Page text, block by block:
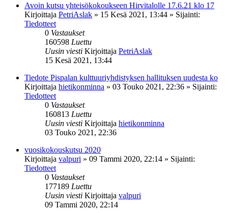
Avoin kutsu yhteisökokoukseen Hirvitalolle 17.6.21 klo 17
Kirjoittaja PetriAslak » 15 Kesä 2021, 13:44 » Sijainti:
Tiedotteet
0 Vastaukset
160598 Luettu
Uusin viesti Kirjoittaja PetriAslak
15 Kesä 2021, 13:44
Tiedote Pispalan kulttuuriyhdistyksen hallituksen uudesta ko
Kirjoittaja hietikonminna » 03 Touko 2021, 22:36 » Sijainti:
Tiedotteet
0 Vastaukset
160813 Luettu
Uusin viesti Kirjoittaja hietikonminna
03 Touko 2021, 22:36
vuosikokouskutsu 2020
Kirjoittaja valpuri » 09 Tammi 2020, 22:14 » Sijainti:
Tiedotteet
0 Vastaukset
177189 Luettu
Uusin viesti Kirjoittaja valpuri
09 Tammi 2020, 22:14